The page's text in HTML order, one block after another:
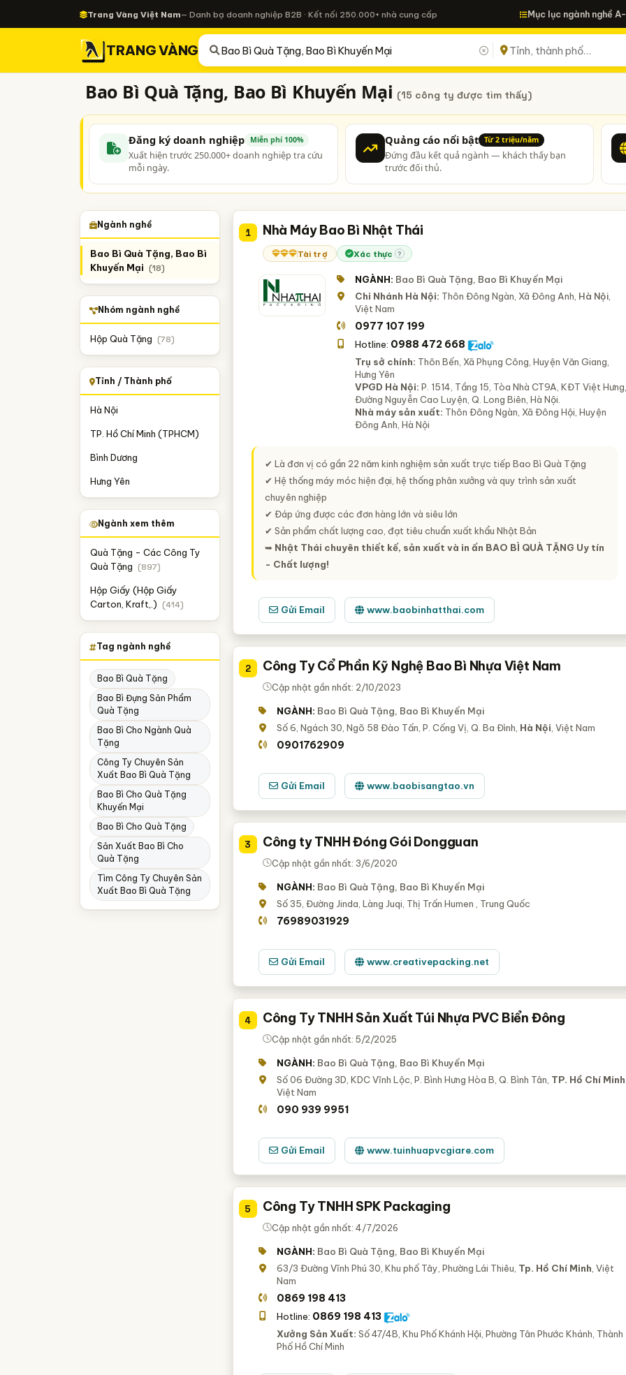
Trang Vàng Việt Nam— Danh bạ doanh nghiệp B2B · Kết nối 250.000+ nhà cung cấp Mục lục ngành nghề
TRANG VÀNG
Bao Bì Quà Tặng, Bao Bì Khuyến Mại (15 công ty được tìm thấy)
Đăng ký doanh nghiệp Miễn phí 100%
Xuất hiện trước 250.000+ doanh nghiệp tra cứu
mỗi ngày.
Quảng cáo nổi bật Từ 2 triệu/năm
Đứng đầu kết quả ngành — khách thấy bạn
trước đối thủ.
Ngành nghề
Bao Bì Quà Tặng, Bao Bì
Khuyến Mại (18)
Nhóm ngành nghề
Hộp Quà Tặng (78)
Tỉnh / Thành phố
Hà Nội
TP. Hồ Chí Minh (TPHCM)
Bình Dương
Hưng Yên
Ngành xem thêm
Quà Tặng - Các Công Ty
Quà Tặng (897)
Hộp Giấy (Hộp Giấy
Carton, Kraft,.) (414)
Tag ngành nghề
Bao Bì Quà Tặng
Bao Bì Đựng Sản Phẩm
Quà Tặng
Bao Bì Cho Ngành Quà
Tặng
Công Ty Chuyên Sản
Xuất Bao Bì Quà Tặng
Bao Bì Cho Quà Tặng
Khuyến Mại
Bao Bì Cho Quà Tặng
Sản Xuất Bao Bì Cho
Quà Tặng
Tìm Công Ty Chuyên Sản
Xuất Bao Bì Quà Tặng
1 Nhà Máy Bao Bì Nhật Thái
Tài trợ Xác thực ?
NGÀNH: Bao Bì Quà Tặng, Bao Bì Khuyến Mại
Chi Nhánh Hà Nội: Thôn Đông Ngàn, Xã Đông Anh, Hà Nội,
Việt Nam
0977 107 199
Hotline: 0988 472 668
Trụ sở chính: Thôn Bến, Xã Phụng Công, Huyện Văn Giang,
Hưng Yên
VPGD Hà Nội: P. 1514, Tầng 15, Tòa Nhà CT9A, KĐT Việt Hưng,
Đường Nguyễn Cao Luyện, Q. Long Biên, Hà Nội.
Nhà máy sản xuất: Thôn Đông Ngàn, Xã Đông Hội, Huyện
Đông Anh, Hà Nội
✔ Là đơn vị có gần 22 năm kinh nghiệm sản xuất trực tiếp Bao Bì Quà Tặng
✔ Hệ thống máy móc hiện đại, hệ thống phân xưởng và quy trình sản xuất
chuyên nghiệp
✔ Đáp ứng được các đơn hàng lớn và siêu lớn
✔ Sản phẩm chất lượng cao, đạt tiêu chuẩn xuất khẩu Nhật Bản
➥ Nhật Thái chuyên thiết kế, sản xuất và in ấn BAO BÌ QUÀ TẶNG Uy tín
- Chất lượng!
Gửi Email www.baobinhatthai.com
2 Công Ty Cổ Phần Kỹ Nghệ Bao Bì Nhựa Việt Nam
Cập nhật gần nhất: 2/10/2023
NGÀNH: Bao Bì Quà Tặng, Bao Bì Khuyến Mại
Số 6, Ngách 30, Ngõ 58 Đào Tấn, P. Cống Vị, Q. Ba Đình, Hà Nội , Việt Nam
0901762909
Gửi Email www.baobisangtao.vn
3 Công ty TNHH Đóng Gói Dongguan
Cập nhật gần nhất: 3/6/2020
NGÀNH: Bao Bì Quà Tặng, Bao Bì Khuyến Mại
Số 35, Đường Jinda, Làng Juqi, Thị Trấn Humen
, Trung Quốc
76989031929
Gửi Email www.creativepacking.net
4 Công Ty TNHH Sản Xuất Túi Nhựa PVC Biển Đông
Cập nhật gần nhất: 5/2/2025
NGÀNH: Bao Bì Quà Tặng, Bao Bì Khuyến Mại
Số 06 Đường 3D, KDC Vĩnh Lộc, P. Bình Hưng Hòa B, Q. Bình Tân, TP. Hồ Chí Minh
Việt Nam
090 939 9951
Gửi Email www.tuinhuapvcgiare.com
5 Công Ty TNHH SPK Packaging
Cập nhật gần nhất: 4/7/2026
NGÀNH: Bao Bì Quà Tặng, Bao Bì Khuyến Mại
63/3 Đường Vĩnh Phú 30, Khu phố Tây, Phường Lái Thiêu, Tp. Hồ Chí Minh , Việt
Nam
0869 198 413
Hotline: 0869 198 413
Xưởng Sản Xuất: Số 47/4B, Khu Phố Khánh Hội, Phường Tân Phước Khánh, Thành
Phố Hồ Chí Minh